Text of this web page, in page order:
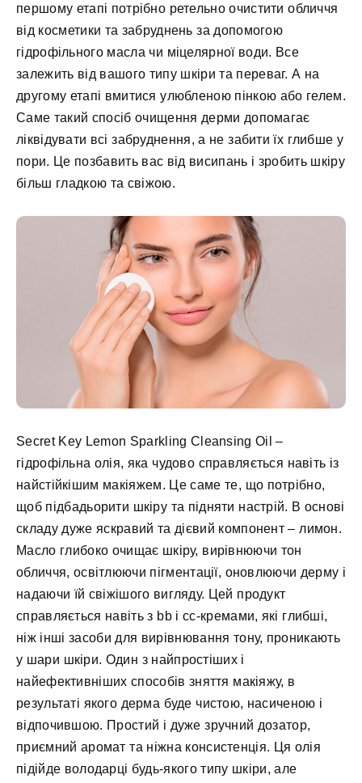
першому етапі потрібно ретельно очистити обличчя
від косметики та забруднень за допомогою
гідрофільного масла чи міцелярної води. Все
залежить від вашого типу шкіри та переваг. А на
другому етапі вмитися улюбленою пінкою або гелем.
Саме такий спосіб очищення дерми допомагає
ліквідувати всі забруднення, а не забити їх глибше у
пори. Це позбавить вас від висипань і зробить шкіру
більш гладкою та свіжою.
Secret Key Lemon Sparkling Cleansing Oil –
гідрофільна олія, яка чудово справляється навіть із
найстійкішим макіяжем. Це саме те, що потрібно,
щоб підбадьорити шкіру та підняти настрій. В основі
складу дуже яскравий та дієвий компонент – лимон.
Масло глибоко очищає шкіру, вирівнюючи тон
обличчя, освітлюючи пігментації, оновлюючи дерму і
надаючи їй свіжішого вигляду. Цей продукт
справляється навіть з bb і cc-кремами, які глибші,
ніж інші засоби для вирівнювання тону, проникають
у шари шкіри. Один з найпростіших і
найефективніших способів зняття макіяжу, в
результаті якого дерма буде чистою, насиченою і
відпочившою. Простий і дуже зручний дозатор,
приємний аромат та ніжна консистенція. Ця олія
підійде володарці будь-якого типу шкіри, але